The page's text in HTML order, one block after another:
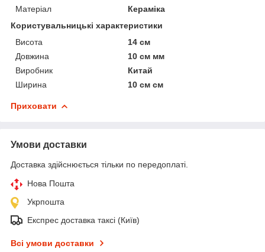
Матеріал
Кераміка
Користувальницькі характеристики
Висота
14 см
Довжина
10 см мм
Виробник
Китай
Ширина
10 см см
Приховати
Умови доставки
Доставка здійснюється тільки по передоплаті.
Нова Пошта
Укрпошта
Експрес доставка таксі (Київ)
Всі умови доставки